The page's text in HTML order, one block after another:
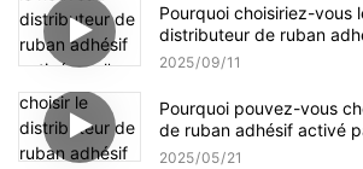
Pourquoi choisiriez-vous
distributeur de ruban
amélioré NT-AT 3.0 ?
2025 09 11
Pourquoi pouvez-vous
de ruban adhésif activé
2025 05 21